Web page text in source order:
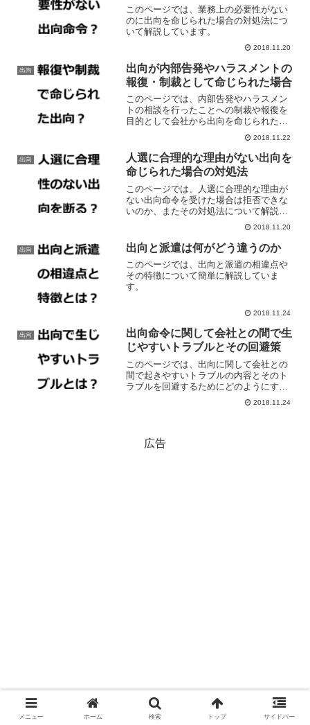
このページでは、業務上の必要性がない
のに出向を命じられた場合の対処法につ
いて解説しています。
2018.11.20
出向
出向が内部告発やハラスメントの
報復・制裁として命じられた場合
このページでは、内部告発やハラスメン
トの相談を行ったことへの制裁や報復を
目的として会社から出向を命じられた場
合の対処法について解説しています。
2018.11.22
出向
人選に合理的な理由がない出向を
命じられた場合の対処法
このページでは、人選に合理的な理由が
ない出向命令を受けた場合は拒否できな
いのか、またその対処法について解説し
2018.11.20
出向 出向と派遣は何がどう違うのか
このページでは、出向と派遣の相違点や
その特徴について簡単に解説していま
す。
2018.11.24
出向
出向命令に関して会社との間で生
じやすいトラブルとその回避策
このページでは、出向に関して会社との
間で起きやすいトラブルの内容とそのト
ラブルを回避するためにどのようにすれ
ばよいかという点について解説していま
2018.11.24
広告
メニュー ホーム 検索 トップ サイドバー